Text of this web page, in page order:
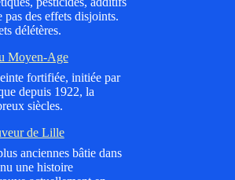
pas des effets disjoints.
délétères.
Moyen-Age
fortifiée, initiée par
depuis 1922, la
siècles.
de Lille
anciennes bâtie dans
une histoire